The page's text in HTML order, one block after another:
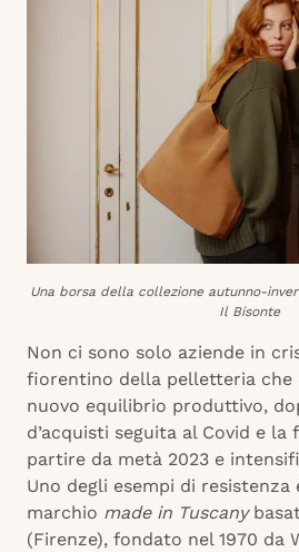
Una borsa della collezione autunno-
Il Bisonte
Non ci sono solo aziende in
fiorentino della pelletteria che
nuovo equilibrio produttivo,
d’acquisti seguita al Covid e la
partire da metà 2023 e
Uno degli esempi di
marchio made in Tuscany
(Firenze), fondato nel 1970 da